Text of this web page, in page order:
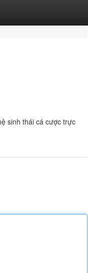
sinh thái cá cược trực